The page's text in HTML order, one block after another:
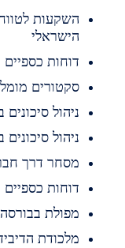
לטווח ארוך:
כספיים וול
מומלצים
סיכונים בשוק ההון: מ-439%
סיכונים
דרך חברה
כספיים וול
בבורסה: איך
הדיבידנדים: